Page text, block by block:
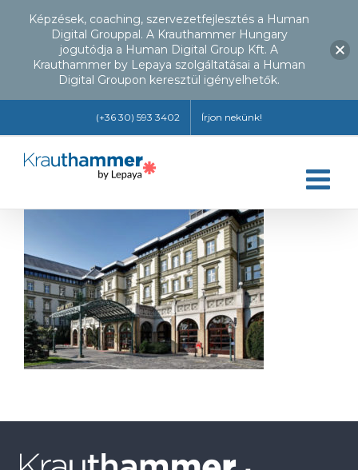
(+36 30) 593 3402 Írjon nekünk!
Képzések, coaching, szervezetfejlesztés a Human
Digital Grouppal. A Krauthammer Hungary
jogutódja a Human Digital Group Kft. A
Krauthammer by Lepaya szolgáltatásai a Human
Digital Groupon keresztül igényelhetők.